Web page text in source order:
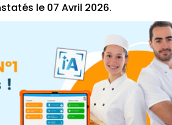
le 07 Avril 2026.